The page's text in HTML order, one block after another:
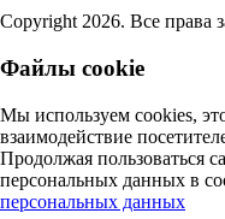
Copyright 2026. Все права
Файлы cookie
Мы используем cookies,
взаимодействие
Продолжая пользоваться
персональных данных в
персональных данных